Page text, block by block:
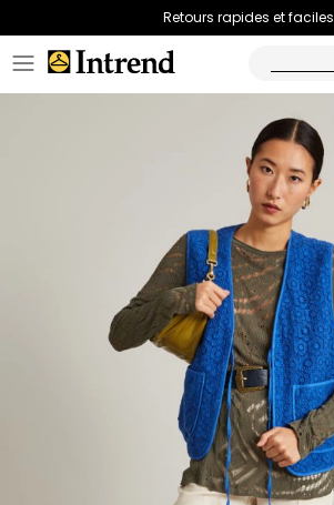
Retours rapides et faciles